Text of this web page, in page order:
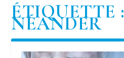
ÉTIQUETTE :
NÉANDER